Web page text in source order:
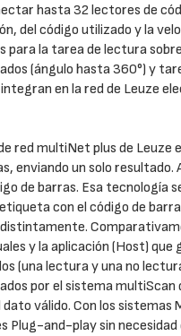
hasta 32 lectores de
del código utilizado y la
para la tarea de lectura
(ángulo hasta 360°) y
en la red de Leuze
red multiNet plus de Leuze
enviando un solo resultado.
de barras. Esa tecnología
con el código de
y la aplicación (Host) que
(una lectura y una no
por el sistema
válido. Con los sistemas
Plug-and-play sin necesidad